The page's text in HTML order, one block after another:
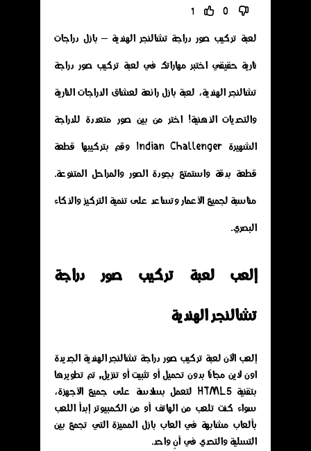
0
1
لعبة تركيب صور دراجة تشالنجر الهندية – بازل دراجات
نارية حقيقي اختبر مهاراتك في لعبة تركيب صور دراجة
تشالنجر الهندية، لعبة بازل رائعة لعشاق الدراجات النارية
والتحديات الذهنية! اختر من بين صور متعددة للدراجة
الشهيرة Indian Challenger وقم بتركيبها قطعة
قطعة بدقة واستمتع بجودة الصور والمراحل المتنوعة.
مناسبة لجميع الأعمار وتساعد على تنمية التركيز والذكاء
البصري.
إلعب لعبة تركيب صور دراجة
تشالنجر الهندية
إلعب الآن لعبة تركيب صور دراجة تشالنجر الهندية الجديدة
اون لاين مجانًا بدون تحميل أو تثبيت أو تنزيل, تم تطويرها
بتقنية HTML5 لتعمل بسلاسة على جميع الأجهزة،
سواء كنت تلعب من الهاتف أو من الكمبيوتر إبدأ اللعب
بألعاب مشابهة في العاب بازل المميزة التي تجمع بين
التسلية والتحدي في آنٍ واحد.